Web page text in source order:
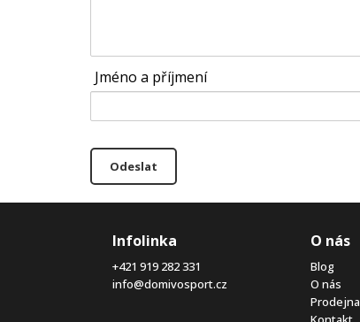
Jméno a příjmení
Odeslat
Infolinka
+421 919 282 331
info@domivosport.cz
O nás
Blog
O nás
Prodejna